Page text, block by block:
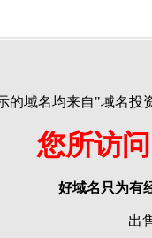
的域名均来自"域名投
您所访
好域名只为有
出